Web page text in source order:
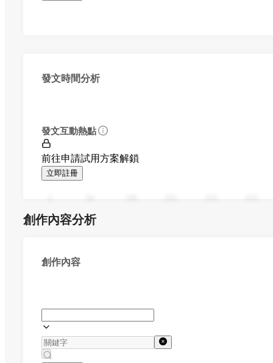
發文時間分析
發文互動熱點
前往申請試用方案解鎖
立即註冊
創作內容分析
創作內容